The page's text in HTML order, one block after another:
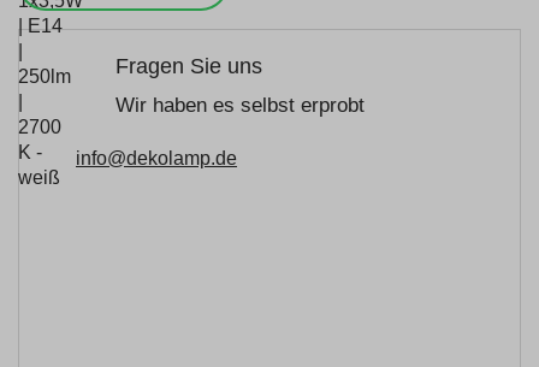
Fragen Sie uns
Wir haben es selbst erprobt
info@dekolamp.de